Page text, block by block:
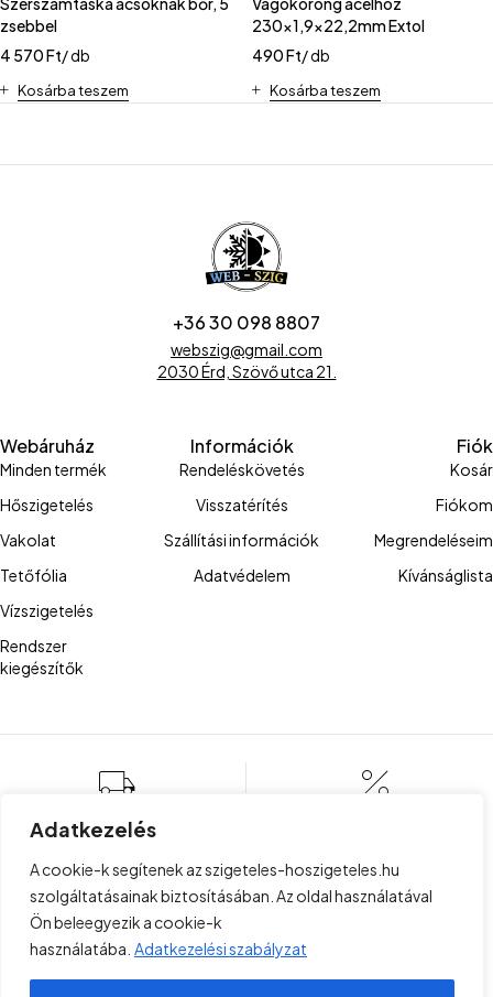
Adatkezelés
A cookie-k segítenek az szigeteles-hoszigeteles.hu
szolgáltatásainak biztosításában. Az oldal használatával
Ön beleegyezik a cookie-k
használatába. Adatkezelési szabályzat
zsebbel
4 570Ft/ db
Kosárba teszem
230x1,9x22,2mm Extol
490Ft/ db
Kosárba teszem
+36 30 098 8807
webszig@gmail.com
2030 Érd, Szövő utca 21.
Webáruház
Minden termék
Hőszigetelés
Vakolat
Tetőfólia
Vízszigetelés
Rendszer
kiegészítők
Információk
Rendeléskövetés
Visszatérítés
Szállítási információk
Adatvédelem
Fiók
Kosár
Fiókom
Megrendeléseim
Kívánságlista
Kiszállítás az egész ország
területére
Több mint 100 elégedett ügyfél
Hétfőtől - Péntekig: 8:00 - 16:00